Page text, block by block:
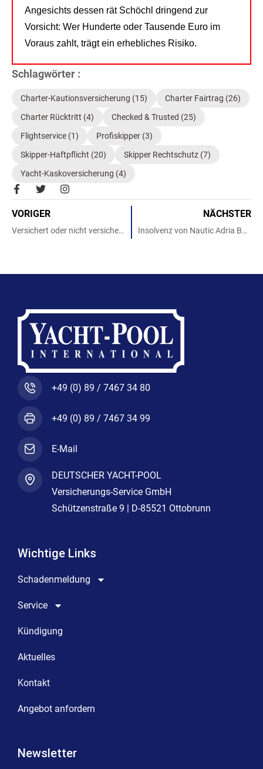
Angesichts dessen rät Schöchl dringend zur
Vorsicht: Wer Hunderte oder Tausende Euro im
Voraus zahlt, trägt ein erhebliches Risiko.
Schlagwörter :
Charter-Kautionsversicherung (15) Charter Fairtrag (26)
Charter Rücktritt (4) Checked & Trusted (25)
Flightservice (1) Profiskipper (3)
Skipper-Haftpflicht (20) Skipper Rechtschutz (7)
Yacht-Kaskoversicherung (4)
F
a
c
e
b
o
f
T
w
i
t
t
e
I
n
a
g
VORIGER
Versichert oder nicht versichert?
NÄCHSTER
Insolvenz von Nautic Adria Boots- und Yachtcharter
+49 (0) 89 / 7467 34 80
+49 (0) 89 / 7467 34 99
E-Mail
DEUTSCHER YACHT-POOL
Versicherungs-Service GmbH
Schützenstraße 9 | D-85521 Ottobrunn
Wichtige Links
Schadenmeldung
Service
Kündigung
Aktuelles
Kontakt
Angebot anfordern
Newsletter